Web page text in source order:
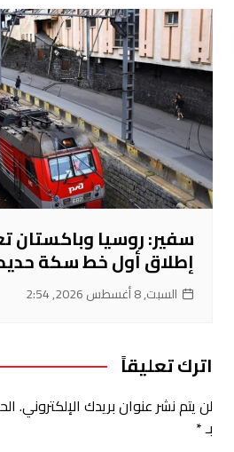
سفير: روسيا وباكستان
إطلاق أول خط سكة
السبت, 8 أغسطس 2026, 2:54
اترك تعليقاً
لن يتم نشر عنوان بريدك الإلكتروني.
بـ*